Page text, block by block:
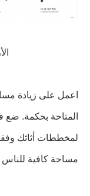
اعمل على زيادة
المتاحة بحكمة.
لمخططات أثاثك
مساحة كافية